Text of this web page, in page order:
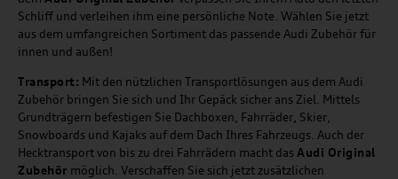
Schliff und verleihen ihm eine persönliche Note. Wählen Sie jetzt
aus dem umfangreichen Sortiment das passende Audi Zubehör für
innen und außen!
Transport: Mit den nützlichen Transportlösungen aus dem Audi
Zubehör bringen Sie sich und Ihr Gepäck sicher ans Ziel. Mittels
Grundträgern befestigen Sie Dachboxen, Fahrräder, Skier,
Snowboards und Kajaks auf dem Dach Ihres Fahrzeugs. Auch der
Hecktransport von bis zu drei Fahrrädern macht dasAudi Original
Zubehör möglich. Verschaffen Sie sich jetzt zusätzlichen